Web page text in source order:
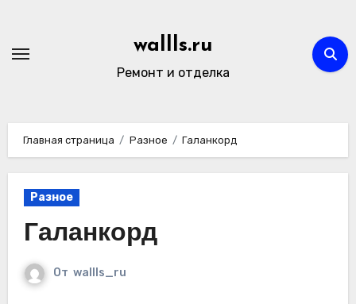
содержимому
wallls.ru
Ремонт и отделка
Главная страница Разное Галанкорд
Разное
Галанкорд
От wallls_ru